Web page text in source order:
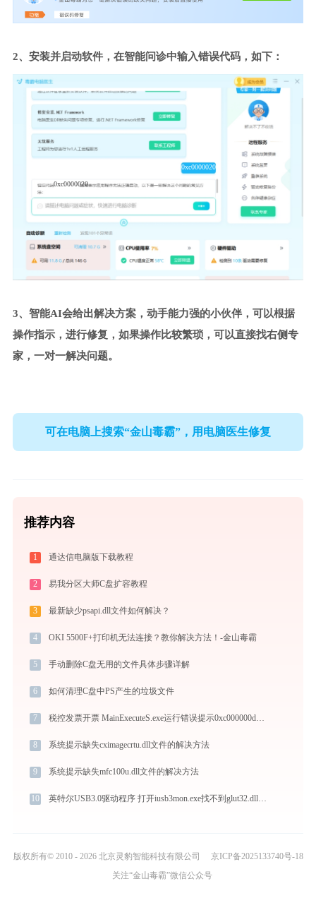
2、安装并启动软件，在智能问诊中输入错误代码，如下：
0xc0000020
0xc0000020
3、智能AI会给出解决方案，动手能力强的小伙伴，可以根据
操作指示，进行修复，如果操作比较繁琐，可以直接找右侧专
家，一对一解决问题。
可在电脑上搜索“金山毒霸”，用电脑医生修复
推荐内容
1 通达信电脑版下载教程
2 易我分区大师C盘扩容教程
3 最新缺少psapi.dll文件如何解决？
4 OKI 5500F+打印机无法连接？教你解决方法！-金山毒霸
5 手动删除C盘无用的文件具体步骤详解
6 如何清理C盘中PS产生的垃圾文件
7 税控发票开票 MainExecuteS.exe运行错误提示0xc000000d的解决办法
8 系统提示缺失cximagecrtu.dll文件的解决方法
9 系统提示缺失mfc100u.dll文件的解决方法
10 英特尔USB3.0驱动程序 打开iusb3mon.exe找不到glut32.dll怎么办
版权所有© 2010 - 2026 北京灵豹智能科技有限公司
京ICP备2025133740号-18
关注“金山毒霸”微信公众号